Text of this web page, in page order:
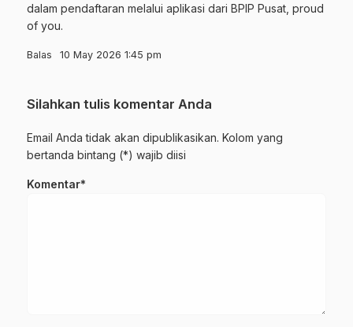
dalam pendaftaran melalui aplikasi dari BPIP Pusat, proud
of you.
Balas 10 May 2026 1:45 pm
Silahkan tulis komentar Anda
Email Anda tidak akan dipublikasikan. Kolom yang
bertanda bintang (*) wajib diisi
Komentar*